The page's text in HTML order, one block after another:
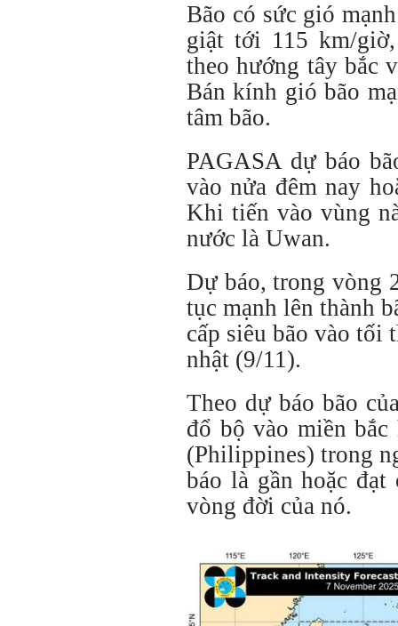
Bão có sức gió
giật tới 115 km/
theo hướng tây bắc
Bán kính gió bão
tâm bão.
PAGASA dự báo
vào nửa đêm nay
Khi tiến vào vùng
nước là Uwan.
Dự báo, trong vòng
tục mạnh lên thành
cấp siêu bão vào tối
nhật (9/11).
Theo dự báo bão
đổ bộ vào miền
(Philippines) trong
báo là gần hoặc
vòng đời của nó.